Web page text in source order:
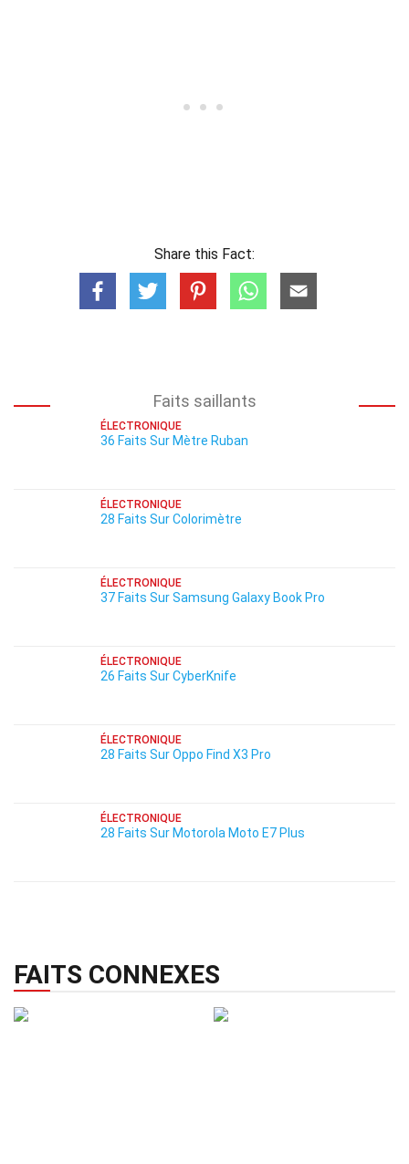
Share this Fact:
Faits saillants
ÉLECTRONIQUE
36 Faits Sur Mètre Ruban
ÉLECTRONIQUE
28 Faits Sur Colorimètre
ÉLECTRONIQUE
37 Faits Sur Samsung Galaxy Book Pro
ÉLECTRONIQUE
26 Faits Sur CyberKnife
ÉLECTRONIQUE
28 Faits Sur Oppo Find X3 Pro
ÉLECTRONIQUE
28 Faits Sur Motorola Moto E7 Plus
FAITS CONNEXES